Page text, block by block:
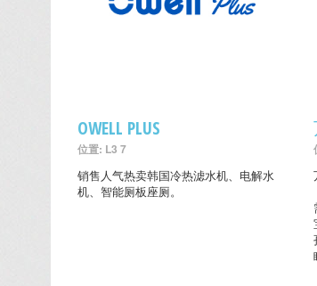
OWELL PLUS
位置: L3 7
销售人气热卖韩国冷热滤水机、电解水
机、智能厕板座厕。